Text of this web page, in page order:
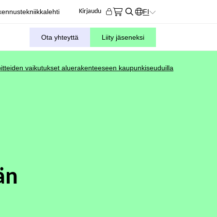
Kirjaudu FI
KIELIVALITSIN.
Ota yhteyttä Liity jäseneksi
vaikutukset aluerakenteeseen kaupunkiseuduilla